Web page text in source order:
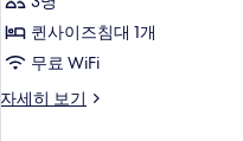
터
블
룸,
전
퀸사이즈침대 1개
무료 WiFi
자세히 보기
프